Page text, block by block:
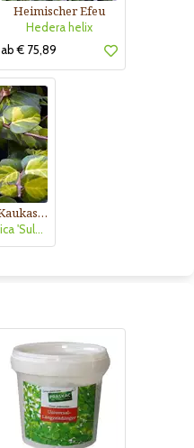
Heimischer Efeu
Hedera helix
ab € 75,89
Gelbbunter Kaukasus-Efeu
Hedera colchica 'Sulphur Heart'